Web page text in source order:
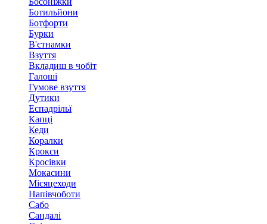
Ботильйони
Ботфорти
Бурки
В'єтнамки
Взуття
Вкладиш в чобіт
Галоші
Гумове взуття
Дутики
Еспадрільї
Капці
Кеди
Коралки
Крокси
Кросівки
Мокасини
Місяцеходи
Напівчоботи
Сабо
Сандалі